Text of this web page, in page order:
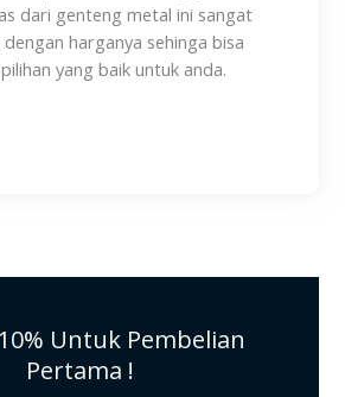
dari genteng metal ini sangat
dengan harganya sehinga bisa
yang baik untuk anda.
Untuk Pembelian
Pertama !